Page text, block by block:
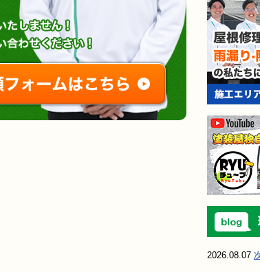
2026.08.07
無料診断やお問い合わせされて
ご相談・ご質問